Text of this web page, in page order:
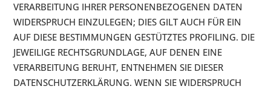
VERARBEITUNG IHRER PERSONENBEZOGENEN DATEN
WIDERSPRUCH EINZULEGEN; DIES GILT AUCH FÜR EIN
AUF DIESE BESTIMMUNGEN GESTÜTZTES PROFILING. DIE
JEWEILIGE RECHTSGRUNDLAGE, AUF DENEN EINE
VERARBEITUNG BERUHT, ENTNEHMEN SIE DIESER
DATENSCHUTZERKLÄRUNG. WENN SIE WIDERSPRUCH